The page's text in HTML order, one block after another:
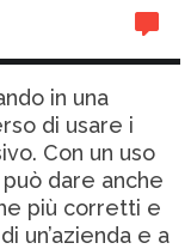
in una
di usare i
Con un uso
dare anche
più corretti e
un’azienda e a